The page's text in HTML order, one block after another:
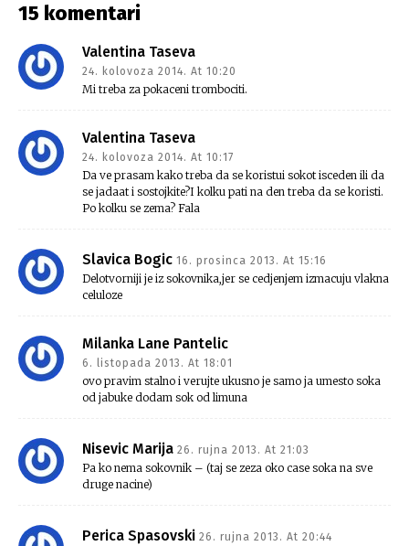
15 komentari
Valentina Taseva
24. kolovoza 2014. At 10:20
Mi treba za pokaceni trombociti.
Valentina Taseva
24. kolovoza 2014. At 10:17
Da ve prasam kako treba da se koristui sokot isceden ili da
se jadaat i sostojkite?I kolku pati na den treba da se koristi.
Po kolku se zema? Fala
Slavica Bogic 16. prosinca 2013. At 15:16
Delotvorniji je iz sokovnika,jer se cedjenjem izmacuju vlakna
celuloze
Milanka Lane Pantelic
6. listopada 2013. At 18:01
ovo pravim stalno i verujte ukusno je samo ja umesto soka
od jabuke dodam sok od limuna
Nisevic Marija 26. rujna 2013. At 21:03
Pa ko nema sokovnik – (taj se zeza oko case soka na sve
druge nacine)
Perica Spasovski 26. rujna 2013. At 20:44